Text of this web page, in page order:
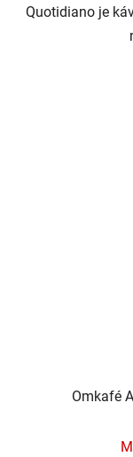
Quotidiano je
Omkafé